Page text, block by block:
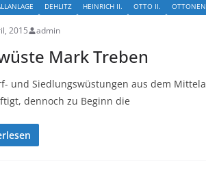
DEHLITZ HEINRICH II. OTTO II.
2015 admin
Mark Treben
und Siedlungswüstungen aus dem
dennoch zu Beginn die